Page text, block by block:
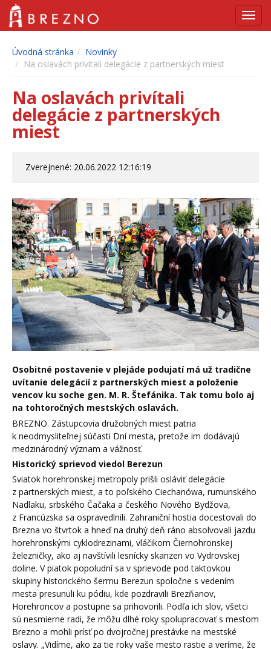
Úvodná stránka
Novinky
Na oslavách privítali delegácie z partnerských miest
Na oslavách privítali
delegácie z partnerských
miest
Zverejnené: 20.06.2022 12:16:19
Osobitné postavenie v plejáde podujatí má už tradične
uvítanie delegácií z partnerských miest a položenie
vencov ku soche gen. M. R. Štefánika. Tak tomu bolo aj
na tohtoročných mestských oslavách.
BREZNO. Zástupcovia družobných miest patria
k neodmysliteľnej súčasti Dní mesta, pretože im dodávajú
medzinárodný význam a vážnosť.
Historický sprievod viedol Berezun
Sviatok horehronskej metropoly prišli osláviť delegácie
z partnerských miest, a to poľského Ciechanówa, rumunského
Nadlaku, srbského Čačaka a českého Nového Bydžova,
z Francúzska sa ospravedlnili. Zahraniční hostia docestovali do
Brezna vo štvrtok a hneď na druhý deň ráno absolvovali jazdu
horehronskými cyklodrezinami, vláčikom Čiernohronskej
železničky, ako aj navštívili lesnícky skanzen vo Vydrovskej
doline. V piatok popoludní sa v sprievode pod taktovkou
skupiny historického šermu Berezun spoločne s vedením
mesta presunuli ku pódiu, kde pozdravili Brezňanov,
Horehroncov a postupne sa prihovorili. Podľa ich slov, všetci
sú nesmierne radi, že môžu dlhé roky spolupracovať s mestom
Brezno a mohli prísť po dvojročnej prestávke na mestské
oslavy. „Vidíme, ako za tie roky vaše mesto rastie a veríme, že